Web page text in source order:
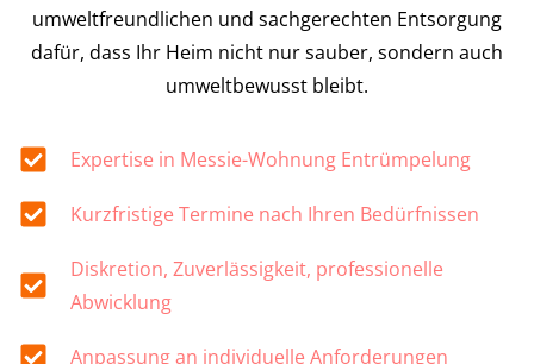
umweltfreundlichen und sachgerechten Entsorgung
dafür, dass Ihr Heim nicht nur sauber, sondern auch
umweltbewusst bleibt.
Expertise in Messie-Wohnung Entrümpelung
Kurzfristige Termine nach Ihren Bedürfnissen
Diskretion, Zuverlässigkeit, professionelle
Abwicklung
Anpassung an individuelle Anforderungen